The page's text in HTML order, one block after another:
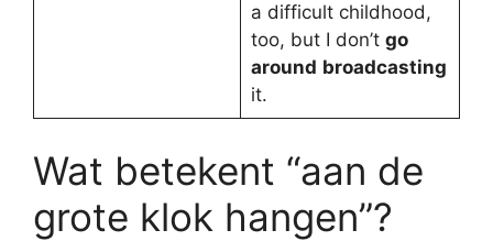
a difficult childhood,
too, but I don’t go
around broadcasting
it.
Wat betekent “aan de
grote klok hangen”?